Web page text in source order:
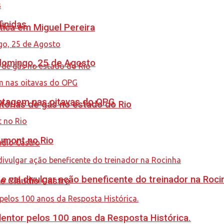
em Miguel Pereira
de gás no estado do Rio
Cláudio Castro
25 de Agosto
nas oitavas do OPG
no Rio
vai divulgar ação beneficente do treinador na
pelos 100 anos da Resposta Histórica.